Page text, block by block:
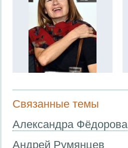
Связанные темы
Александра Фёдорова
Андрей Румянцев